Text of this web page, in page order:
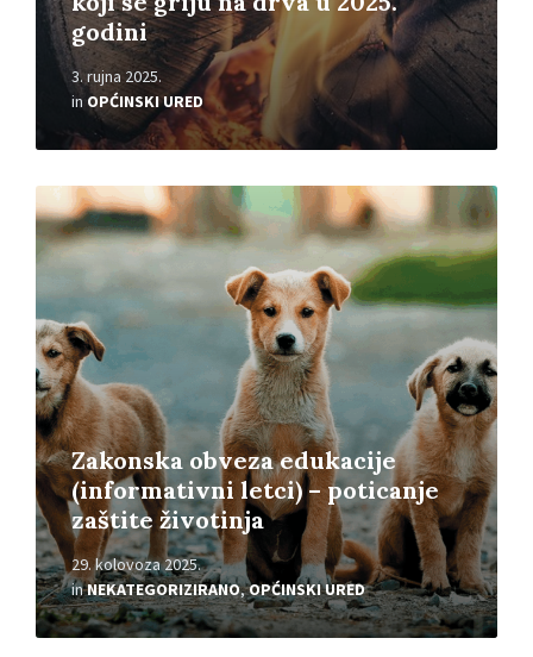
godini
3. rujna 2025.
in OPĆINSKI URED
Zakonska obveza edukacije
(informativni letci) – poticanje
zaštite životinja
29. kolovoza 2025.
inNEKATEGORIZIRANO,OPĆINSKI URED
Read
More